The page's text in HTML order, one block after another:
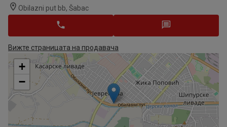
Obilazni put bb, Šabac
Вижте страницата на продавача
+
−